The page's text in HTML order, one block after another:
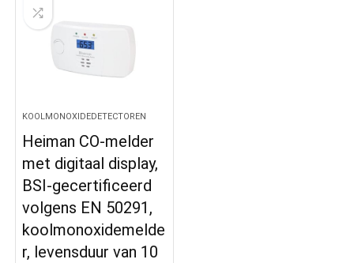
KOOLMONOXIDEDETECTOREN
Heiman CO-melder
met digitaal display,
BSI-gecertificeerd
volgens EN 50291,
koolmonoxidemelde
r, levensduur van 10